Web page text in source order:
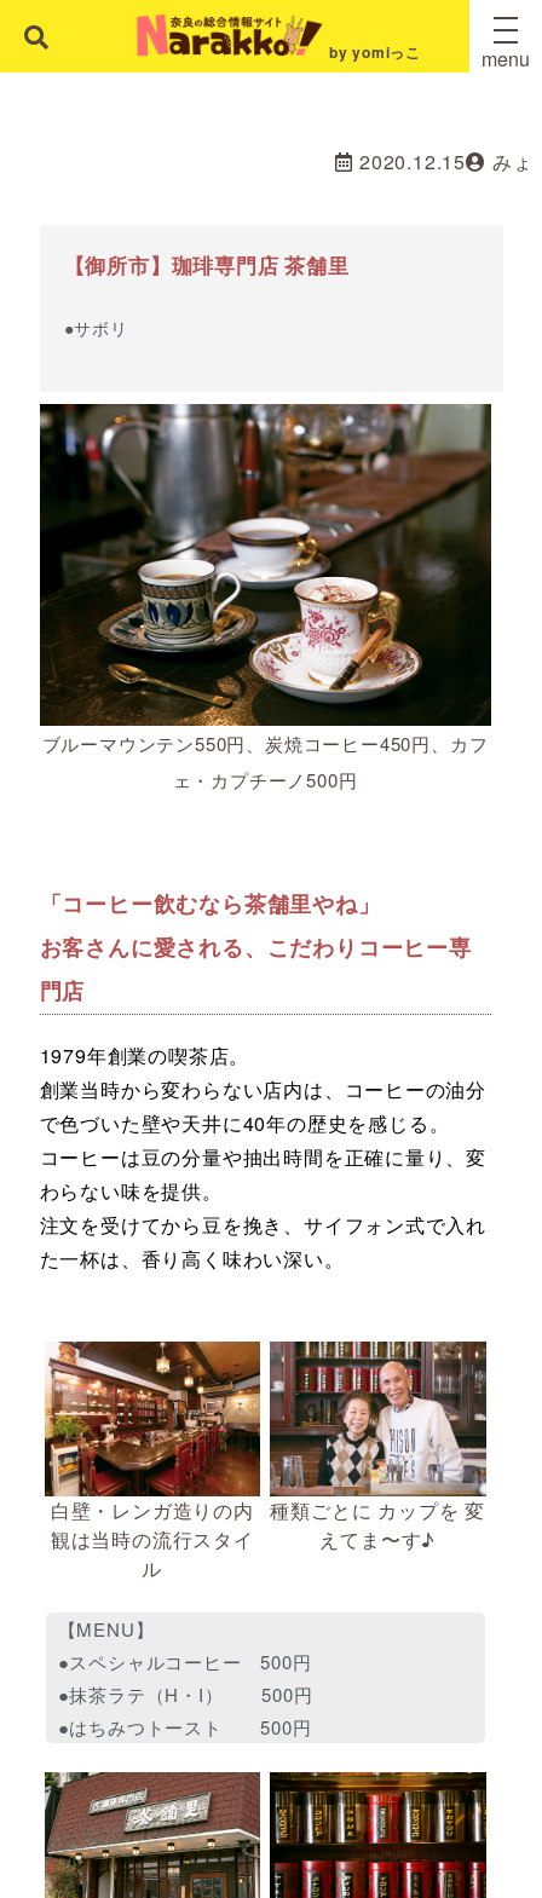
by yomiっこ menu
2020.12.15 みょ
【御所市】珈琲専門店 茶舗里
●サボリ
ブルーマウンテン550円、炭焼コーヒー450円、カフ
ェ・カプチーノ500円
「コーヒー飲むなら茶舗里やね」
お客さんに愛される、こだわりコーヒー専
門店
1979年創業の喫茶店。
創業当時から変わらない店内は、コーヒーの油分
で色づいた壁や天井に40年の歴史を感じる。
コーヒーは豆の分量や抽出時間を正確に量り、変
わらない味を提供。
注文を受けてから豆を挽き、サイフォン式で入れ
た一杯は、香り高く味わい深い。
白壁・レンガ造りの内
観は当時の流行スタイ
ル
種類ごとに カップを 変
えてま〜す♪
【MENU】
●スペシャルコーヒー 500円
●抹茶ラテ（H・I） 500円
●はちみつトースト 500円